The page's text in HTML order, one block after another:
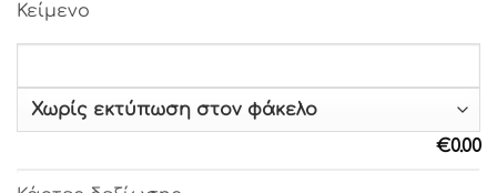
Γραμματοσειρά 26
Γραμματοσειρά 29
Γραμματοσειρά 30
Κείμενο
€0.00